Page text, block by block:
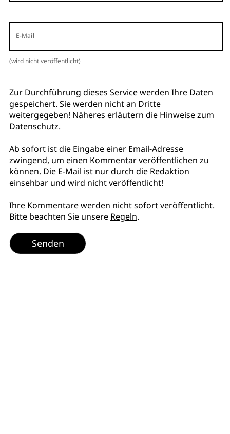
E-Mail
(wird nicht veröffentlicht)
Zur Durchführung dieses Service werden Ihre Daten
gespeichert. Sie werden nicht an Dritte
weitergegeben! Näheres erläutern die Hinweise zum
Datenschutz.
Ab sofort ist die Eingabe einer Email-Adresse
zwingend, um einen Kommentar veröffentlichen zu
können. Die E-Mail ist nur durch die Redaktion
einsehbar und wird nicht veröffentlicht!
Ihre Kommentare werden nicht sofort veröffentlicht.
Bitte beachten Sie unsere Regeln.
Senden